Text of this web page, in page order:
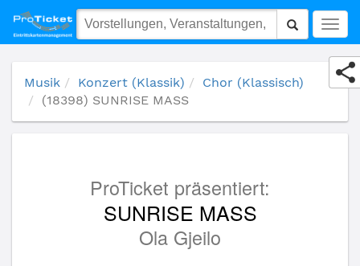
(18398) SUNRISE MASS
Musik Konzert (Klassik)
Chor (Klassisch)
(18398) SUNRISE MASS
ProTicket präsentiert:
SUNRISE MASS
Ola Gjeilo